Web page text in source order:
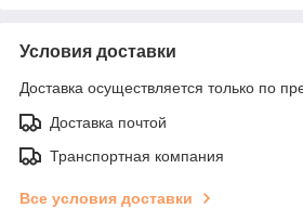
Условия доставки
Доставка осуществляется только по
Доставка почтой
Транспортная компания
Все условия доставки